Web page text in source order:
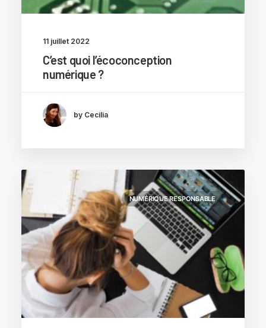
11 juillet 2022
C’est quoi l’écoconception
numérique ?
by Cecilia
NUMÉRIQUE RESPONSABLE